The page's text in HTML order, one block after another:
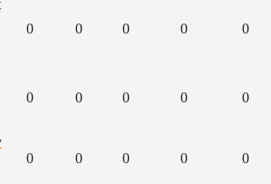
0 0 0 0 0
0 0 0 0 0
0 0 0 0 0